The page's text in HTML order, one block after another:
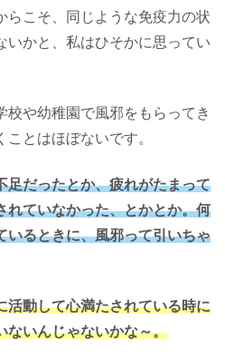
らこそ、同じような免疫力の状
いかと、私はひそかに思ってい
校や幼稚園で風邪をもらってき
とはほぼないです。
足だったとか、疲れがたまって
れていなかった、とかとか。何
いるときに、風邪って引いちゃ
活動して心満たされている時に
ないんじゃないかな～。